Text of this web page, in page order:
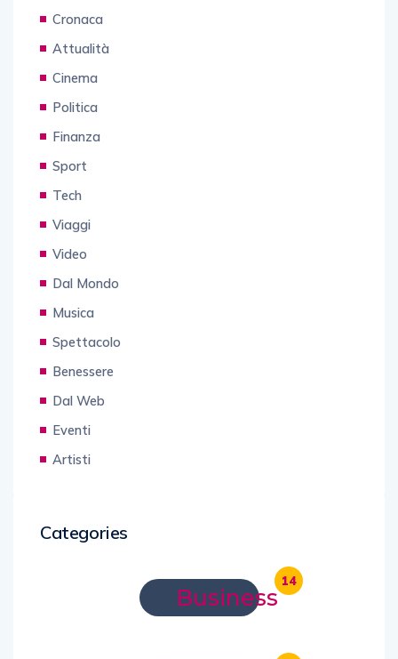
Cronaca
Attualità
Cinema
Politica
Finanza
Sport
Tech
Viaggi
Video
Dal Mondo
Musica
Spettacolo
Benessere
Dal Web
Eventi
Artisti
Categories
Business
14